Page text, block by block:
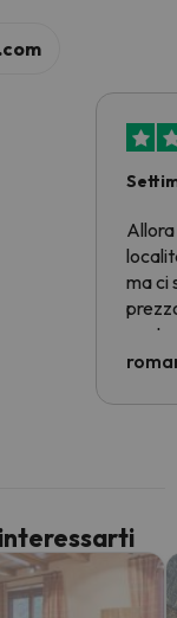
Allora
ma ci